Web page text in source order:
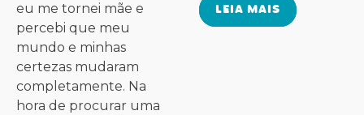
eu me tornei mãe e
percebi que meu
mundo e minhas
certezas mudaram
completamente. Na
hora de procurar uma
LEIA MAIS